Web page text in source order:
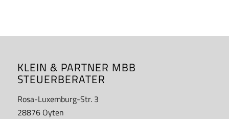
KLEIN & PARTNER MBB
STEUERBERATER
Rosa-Luxemburg-Str. 3
28876 Oyten